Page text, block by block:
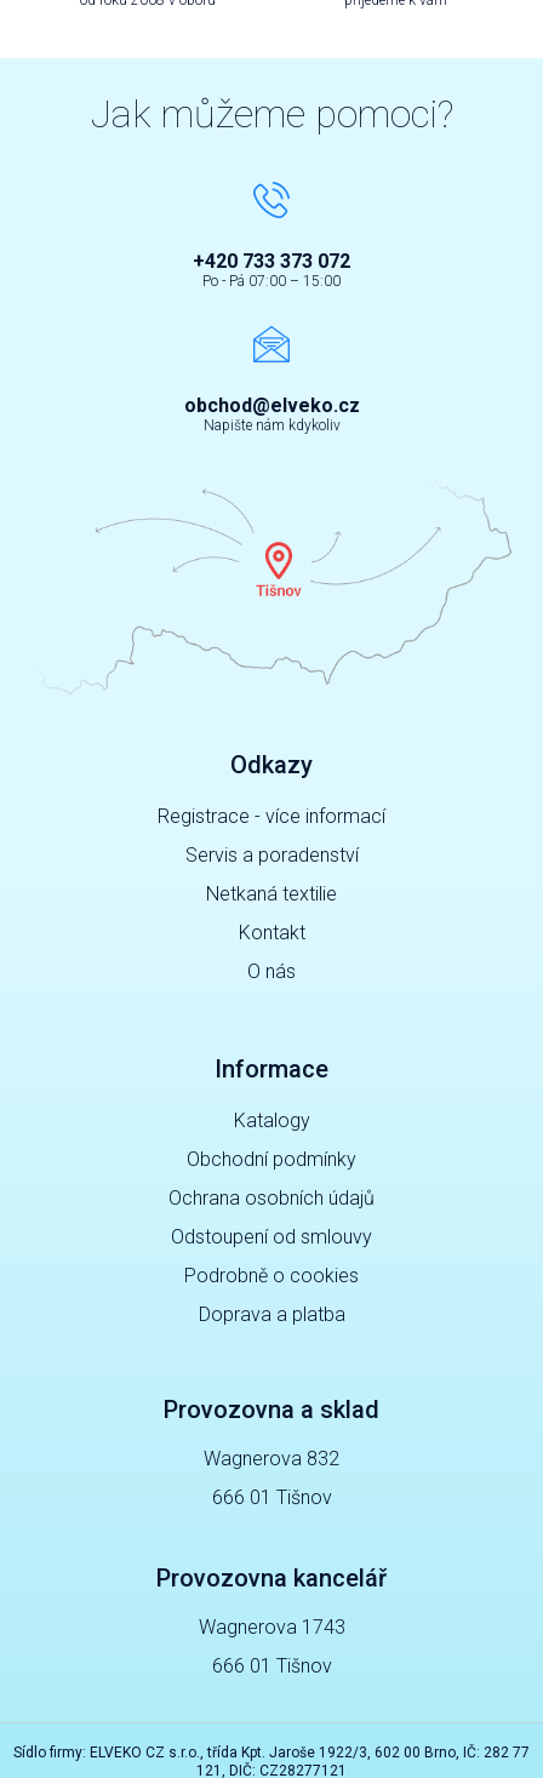
Jak můžeme pomoci?
+420 733 373 072
Po - Pá 07:00 – 15:00
obchod@elveko.cz
Napište nám kdykoliv
Odkazy
Registrace - více informací
Servis a poradenství
Netkaná textilie
Kontakt
O nás
Informace
Katalogy
Obchodní podmínky
Ochrana osobních údajů
Odstoupení od smlouvy
Podrobně o cookies
Doprava a platba
Provozovna a sklad
Wagnerova 832
666 01 Tišnov
Provozovna kancelář
Wagnerova 1743
666 01 Tišnov
Sídlo firmy: ELVEKO CZ s.r.o., třída Kpt. Jaroše 1922/3, 602 00 Brno, IČ: 282 77
121, DIČ: CZ28277121